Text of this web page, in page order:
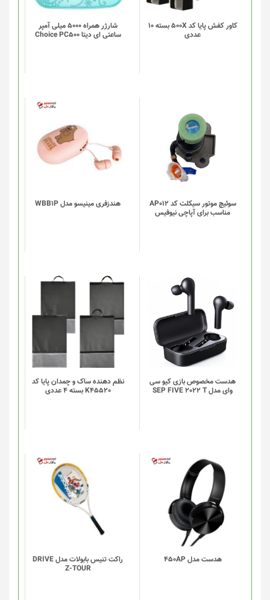
کاور کفش پایا کد 500X بسته 10
عددی
شارژر همراه 5000 میلی آمپر
ساعتی ای دیتا Choice PC500
سوئیچ موتور سیکلت کد AP012
مناسب برای آپاچی نیوفیس
هندزفری مینیسو مدل WBB1P
هدست مخصوص بازی کیو سی
وای مدل SEP FIVE 2022 T
این
دارای
انواع
مختلفی
می
باشد.
گزینه
ها
محصول
انتخاب
شوند
نظم دهنده ساک و چمدان پایا کد
K45520 بسته 4 عددی
دارای
انواع
می
باشد.
گزینه
ها
محصول
انتخاب
شوند
هدست مدل 450AP
راکت تنیس بابولات مدل DRIVE
Z-TOUR